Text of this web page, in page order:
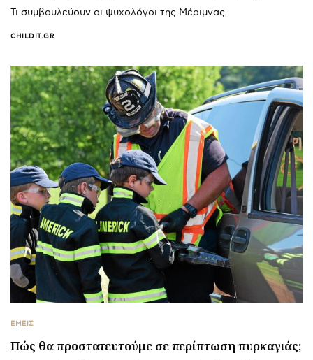
Τι συμβουλεύουν οι ψυχολόγοι της Μέριμνας.
CHILDIT.GR
ΕΜΕΙΣ
Πώς θα προστατευτούμε σε περίπτωση πυρκαγιάς;